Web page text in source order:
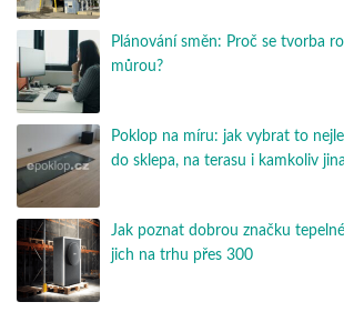
Plánování směn: Proč se tvorba
můrou?
Poklop na míru: jak vybrat to
do sklepa, na terasu i kamkoliv
Jak poznat dobrou značku
jich na trhu přes 300